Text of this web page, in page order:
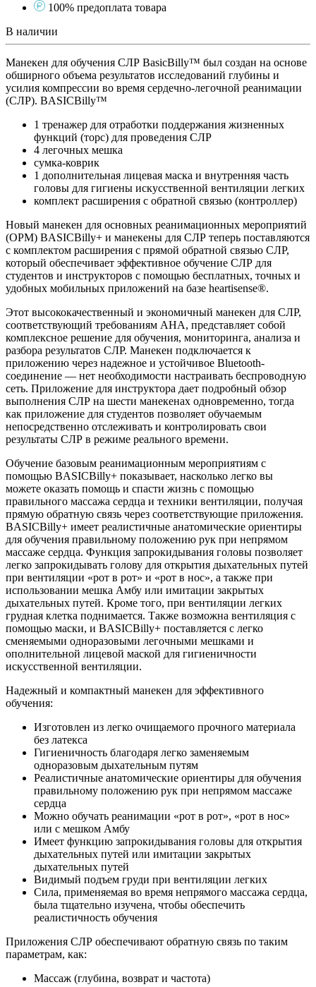
100% предоплата товара
В наличии
Манекен для обучения СЛР BasicBilly™ был создан на основе
обширного объема результатов исследований глубины и
усилия компрессии во время сердечно-легочной реанимации
(СЛР). BASICBilly™
1 тренажер для отработки поддержания жизненных
функций (торс) для проведения СЛР
4 легочных мешка
сумка-коврик
1 дополнительная лицевая маска и внутренняя часть
головы для гигиены искусственной вентиляции легких
комплект расширения с обратной связью (контроллер)
Новый манекен для основных реанимационных мероприятий
(ОРМ) BASICBilly+ и манекены для СЛР теперь поставляются
с комплектом расширения с прямой обратной связью СЛР,
который обеспечивает эффективное обучение СЛР для
студентов и инструкторов с помощью бесплатных, точных и
удобных мобильных приложений на базе heartisense®.
Этот высококачественный и экономичный манекен для СЛР,
соответствующий требованиям AHA, представляет собой
комплексное решение для обучения, мониторинга, анализа и
разбора результатов СЛР. Манекен подключается к
приложению через надежное и устойчивое Bluetooth-
соединение — нет необходимости настраивать беспроводную
сеть. Приложение для инструктора дает подробный обзор
выполнения СЛР на шести манекенах одновременно, тогда
как приложение для студентов позволяет обучаемым
непосредственно отслеживать и контролировать свои
результаты СЛР в режиме реального времени.
Обучение базовым реанимационным мероприятиям с
помощью BASICBilly+ показывает, насколько легко вы
можете оказать помощь и спасти жизнь с помощью
правильного массажа сердца и техники вентиляции, получая
прямую обратную связь через соответствующие приложения.
BASICBilly+ имеет реалистичные анатомические ориентиры
для обучения правильному положению рук при непрямом
массаже сердца. Функция запрокидывания головы позволяет
легко запрокидывать голову для открытия дыхательных путей
при вентиляции «рот в рот» и «рот в нос», а также при
использовании мешка Амбу или имитации закрытых
дыхательных путей. Кроме того, при вентиляции легких
грудная клетка поднимается. Также возможна вентиляция с
помощью маски, и BASICBilly+ поставляется с легко
сменяемыми одноразовыми легочными мешками и
ополнительной лицевой маской для гигиеничности
искусственной вентиляции.
Надежный и компактный манекен для эффективного
обучения:
Изготовлен из легко очищаемого прочного материала
без латекса
Гигиеничность благодаря легко заменяемым
одноразовым дыхательным путям
Реалистичные анатомические ориентиры для обучения
правильному положению рук при непрямом массаже
сердца
Можно обучать реанимации «рот в рот», «рот в нос»
или с мешком Амбу
Имеет функцию запрокидывания головы для открытия
дыхательных путей или имитации закрытых
дыхательных путей
Видимый подъем груди при вентиляции легких
Сила, применяемая во время непрямого массажа сердца,
была тщательно изучена, чтобы обеспечить
реалистичность обучения
Приложения СЛР обеспечивают обратную связь по таким
параметрам, как:
Массаж (глубина, возврат и частота)